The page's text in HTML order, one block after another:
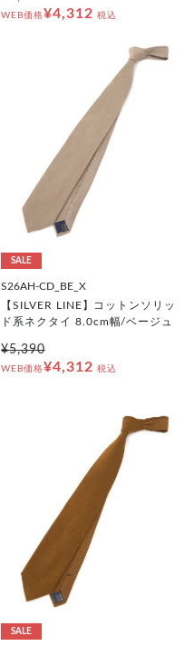
WEB価格¥4,312 税込
SALE
S26AH-CD_BE_X
【SILVER LINE】コットンソリッ
ド系ネクタイ 8.0cm幅/ベージュ
¥5,390
WEB価格¥4,312 税込
SALE